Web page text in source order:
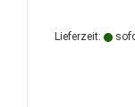
Lieferzeit: